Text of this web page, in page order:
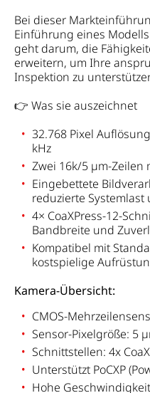
Bei dieser
Einführung eines
geht darum, die
erweitern, um Ihre
Inspektion zu
👉 Was sie auszeichnet
32.768 Pixel
kHz
Zwei 16k/5 µm-Zeilen
Eingebettete
reduzierte
4× CoaXPress-12-
Bandbreite und
Kompatibel mit
kostspielige
Kamera-Übersicht:
CMOS-
Sensor-Pixelgröße: 5
Schnittstellen: 4x
Unterstützt PoCXP
Hohe